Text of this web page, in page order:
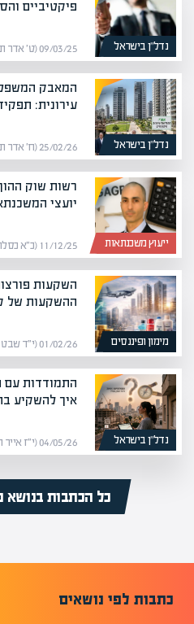
נדל”ן בישראל
פיקטיביים
09/03/25 (ט׳ אדר תשפ״ה) | יעקב חזן
נדל”ן בישראל
המאבק
עירונית:
25/02/26 (ח׳ אדר תשפ״ו) | מערכת אפיק
ייעוץ משכנתאות
רשות שוק
יועצי
11/12/25 (כ״א כסלו תשפ״ו) | מערכת אפיק
מימון ופיננסים
השקעות
ההשקעות של
01/02/26 (י״ד שבט תשפ״ו) | מערכת אפיק
נדל”ן בישראל
התמודדות עם
איך להשקיע
04/05/26 (י״ז אייר תשפ״ו) | מערכת אפיק
כל הכתבות בנושא
כתבות לפי נושאים